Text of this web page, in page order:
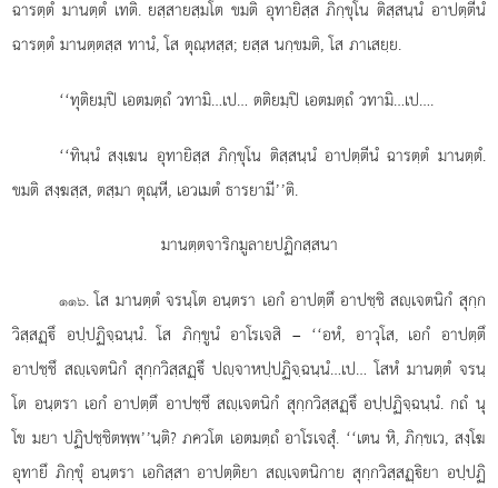
ฉารตฺตํ มานตฺตํ เทติ. ยสฺสายสฺมโต ขมติ อุทายิสฺส ภิกฺขุโน ติสฺสนฺนํ อาปตฺตีนํ
ฉารตฺตํ มานตฺตสฺส ทานํ, โส ตุณฺหสฺส; ยสฺส นกฺขมติ, โส ภาเสยฺย.
‘‘ทุติยมฺปิ เอตมตฺถํ วทามิ…เป… ตติยมฺปิ เอตมตฺถํ วทามิ…เป….
‘‘ทินฺนํ สงฺเฆน อุทายิสฺส ภิกฺขุโน ติสฺสนฺนํ อาปตฺตีนํ ฉารตฺตํ มานตฺตํ.
ขมติ สงฺฆสฺส, ตสฺมา ตุณฺหี, เอวเมตํ ธารยามี’’ติ.
มานตฺตจาริกมูลายปฏิกสฺสนา
๑๑๖. โส มานตฺตํ จรนฺโต อนฺตรา เอกํ อาปตฺตึ อาปชฺชิ สฺเจตนิกํ สุกฺก
วิสฺสฏฺึ อปฺปฏิจฺฉนฺนํ. โส ภิกฺขูนํ อาโรเจสิ – ‘‘อหํ, อาวุโส, เอกํ อาปตฺตึ
อาปชฺชึ สฺเจตนิกํ สุกฺกวิสฺสฏฺึ ปฺจาหปฺปฏิจฺฉนฺนํ…เป…โสหํ มานตฺตํ จรนฺ
โต อนฺตรา เอกํ อาปตฺตึ อาปชฺชึ สฺเจตนิกํ สุกฺกวิสฺสฏฺึ อปฺปฏิจฺฉนฺนํ. กถํ นุ
โข มยา ปฏิปชฺชิตพฺพ’’นฺติ? ภควโต เอตมตฺถํ อาโรเจสุํ. ‘‘เตน หิ, ภิกฺขเว, สงฺโฆ
อุทายึ ภิกฺขุํ อนฺตรา เอกิสฺสา อาปตฺติยา สฺเจตนิกาย สุกฺกวิสฺสฏฺิยา อปฺปฏิ